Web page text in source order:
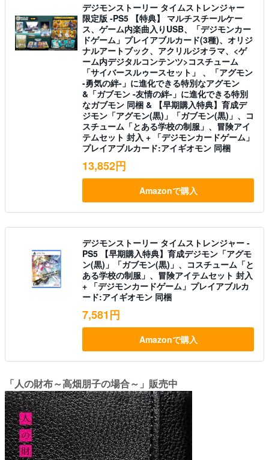
デジモンストーリー タイムストレンジャー
限定版 -PS5 【特典】 マルチスチールケー
ス、ゲーム内楽曲入りUSB、「デジモンカー
ドゲーム」プレイアブルカード(3種)、オリジ
ナルアートブック、アクリルジオラマ、<ゲ
ーム内デジタルコンテンツ>コスチューム
「サイバースルゥースセット」 、「アグモン
-勇気の絆-」に進化できる特別なアグモン
&「ガブモン -友情の絆-」に進化できる特別
なガブモン 同梱 & 【早期購入特典】育成デ
ジモン「アグモン(黒)」「ガブモン(黒)」、コ
スチューム「とある学校の制服」、冒険アイ
テムセット 封入 + 「デジモンカードゲーム」
プレイアブルカード:アイギオモン 同梱
13,852円
Amazonで購入
デジモンストーリー タイムストレンジャー -
PS5 【早期購入特典】育成デジモン「アグモ
ン(黒)」「ガブモン(黒)」、コスチューム「と
ある学校の制服」、冒険アイテムセット 封入
+ 「デジモンカードゲーム」プレイアブルカ
ード:アイギオモン 同梱
7,581円
Amazonで購入
「人の財布～高畑朋子の場合～」販売中